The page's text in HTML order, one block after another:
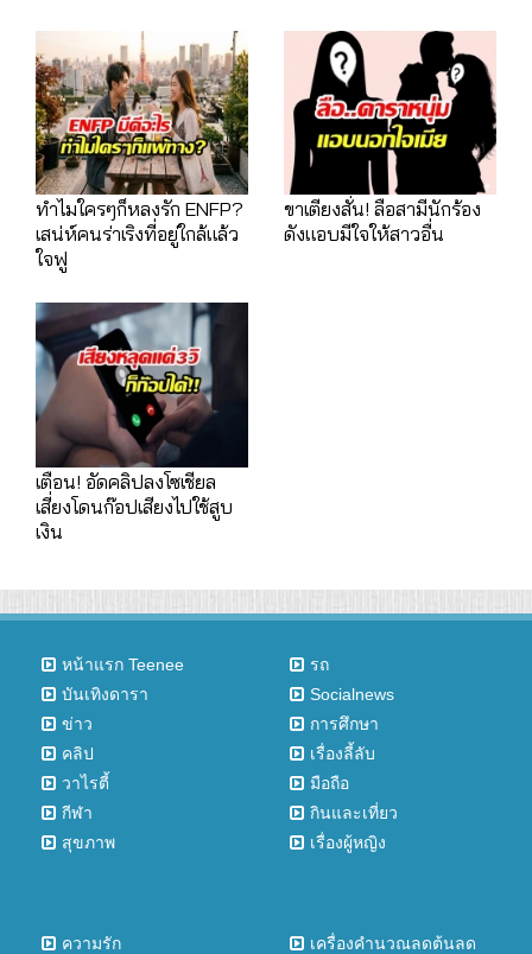
ทำไมใครๆก็หลงรัก ENFP?
เสน่ห์คนร่าเริงที่อยู่ใกล้แล้ว
ใจฟู
ขาเตียงสั่น! ลือสามีนักร้อง
ดังแอบมีใจให้สาวอื่น
เตือน! อัดคลิปลงโซเชียล
เสี่ยงโดนก๊อปเสียงไปใช้สูบ
เงิน
หน้าแรก Teenee
บันเทิงดารา
ข่าว
คลิป
วาไรตี้
กีฬา
สุขภาพ
รถ
Socialnews
การศึกษา
เรื่องลี้ลับ
มือถือ
กินและเที่ยว
เรื่องผู้หญิง
ความรัก เครื่องคำนวณลดต้นลด